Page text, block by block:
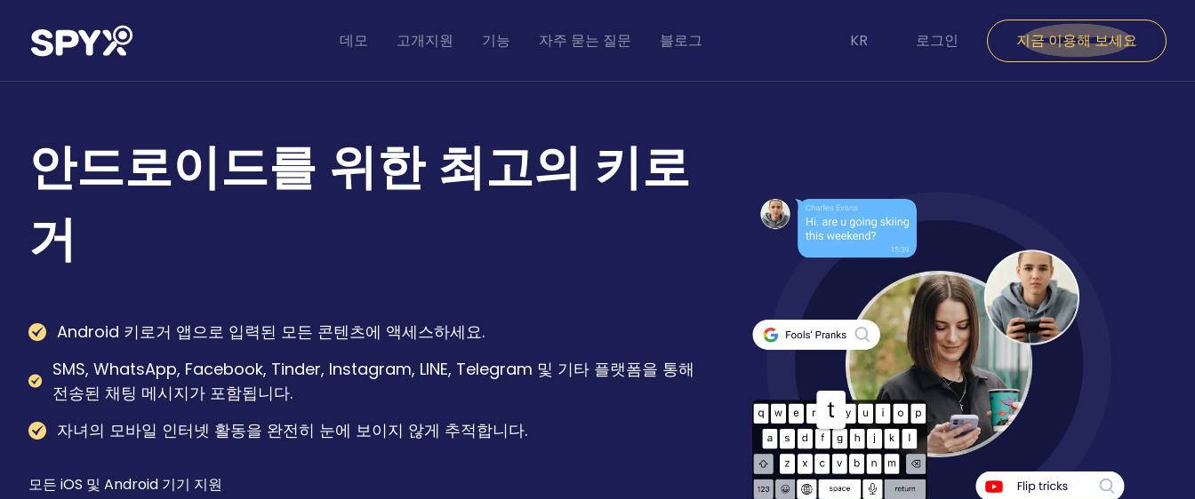
데모 고개지원 기능 자주 묻는 질문 블로그 KR 로그인 지금 이용해 보세요
안드로이드를 위한 최고의 키로
거
Android 키로거 앱으로 입력된 모든 콘텐츠에 액세스하세요.
SMS, WhatsApp, Facebook, Tinder, Instagram, LINE, Telegram 및 기타 플랫폼을 통해
전송된 채팅 메시지가 포함됩니다.
자녀의 모바일 인터넷 활동을 완전히 눈에 보이지 않게 추적합니다.
모든 iOS 및 Android 기기 지원